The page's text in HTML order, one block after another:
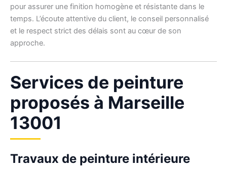
pour assurer une finition homogène et résistante dans le
temps. L’écoute attentive du client, le conseil personnalisé
et le respect strict des délais sont au cœur de son
approche.
Services de peinture
proposés à Marseille
13001
Travaux de peinture intérieure